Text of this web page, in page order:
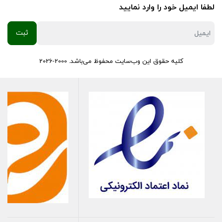
شناسه اصالت
کالا: تمامی محصولات بوش دارای شناسه اصالت کالا
شمع‌های بوش روسی از جنس‌ها و بدنه‌های مختلفی ساخته
می‌شوند، اما به طور کلی جنس اصلی برای بدنه شمع‌های این دو برند،
از جنس فولاد یا آلیاژهای فولادی مقاوم استفاده می‌شود. این
جنس‌ها برای مقاومت در برابر دما و فشارهای مختلف، از جمله شرایط
حاکم در محیط موتور، مناسب هستند.
همچنین، برای محافظت در برابر آب و رطوبت، بدنه شمع‌ها اغلب با
لطفا ایمیل خود را وارد نمایید
کلیه حقوق این وب‌سایت محفوظ می‌باشد. 2000-2026